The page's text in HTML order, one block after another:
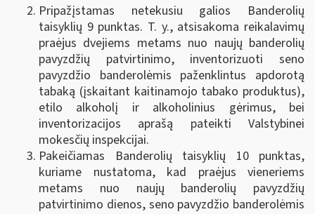
Pripažįstamas netekusiu galios Banderolių
taisyklių 9 punktas. T. y., atsisakoma reikalavimų
praėjus dvejiems metams nuo naujų banderolių
pavyzdžių patvirtinimo, inventorizuoti seno
pavyzdžio banderolėmis paženklintus apdorotą
tabaką (įskaitant kaitinamojo tabako produktus),
etilo alkoholį ir alkoholinius gėrimus, bei
inventorizacijos aprašą pateikti Valstybinei
mokesčių inspekcijai.
Pakeičiamas Banderolių taisyklių 10 punktas,
kuriame nustatoma, kad praėjus vieneriems
metams nuo naujų banderolių pavyzdžių
patvirtinimo dienos, seno pavyzdžio banderolėmis